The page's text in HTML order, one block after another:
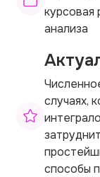
курсовая
анализа
случаях,
способы